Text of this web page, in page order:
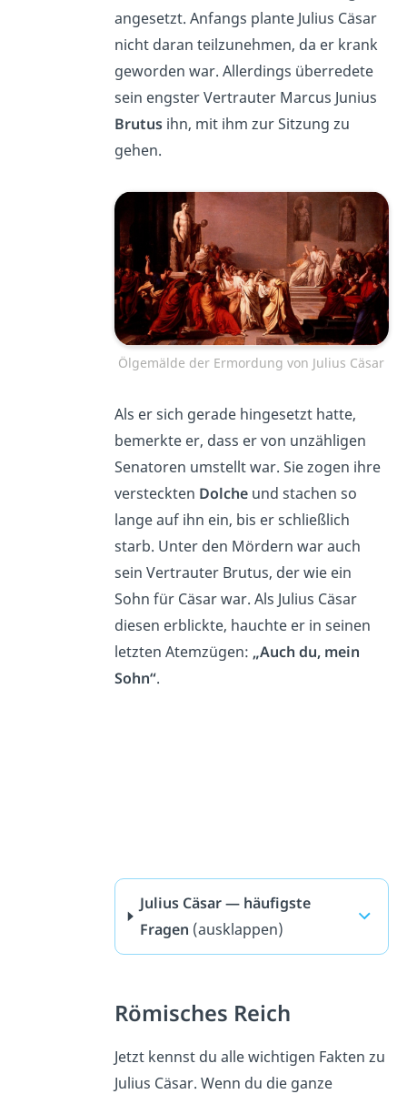
angesetzt. Anfangs plante Julius Cäsar
nicht daran teilzunehmen, da er krank
geworden war. Allerdings überredete
sein engster Vertrauter Marcus Junius
Brutusihn, mit ihm zur Sitzung zu
gehen.
Ölgemälde der Ermordung von Julius Cäsar
Als er sich gerade hingesetzt hatte,
bemerkte er, dass er von unzähligen
Senatoren umstellt war. Sie zogen ihre
versteckten Dolcheund stachen so
lange auf ihn ein, bis er schließlich
starb. Unter den Mördern war auch
sein Vertrauter Brutus, der wie ein
Sohn für Cäsar war. Als Julius Cäsar
diesen erblickte, hauchte er in seinen
letzten Atemzügen: „Auch du, mein
Sohn“.
Julius Cäsar — häufigste
Fragen (ausklappen)
Römisches Reich
Jetzt kennst du alle wichtigen Fakten zu
Julius Cäsar. Wenn du die ganze